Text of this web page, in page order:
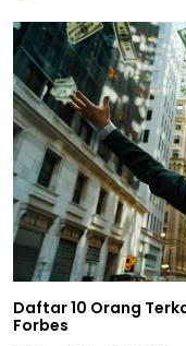
Daftar 10 Orang
Forbes